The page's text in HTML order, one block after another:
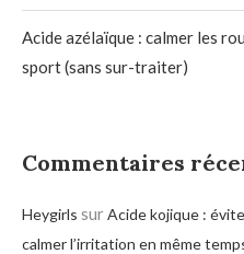
Acide azélaïque : calmer les
sport (sans sur-traiter)
Commentaires
Heygirls surAcide kojique :
calmer l’irritation en même